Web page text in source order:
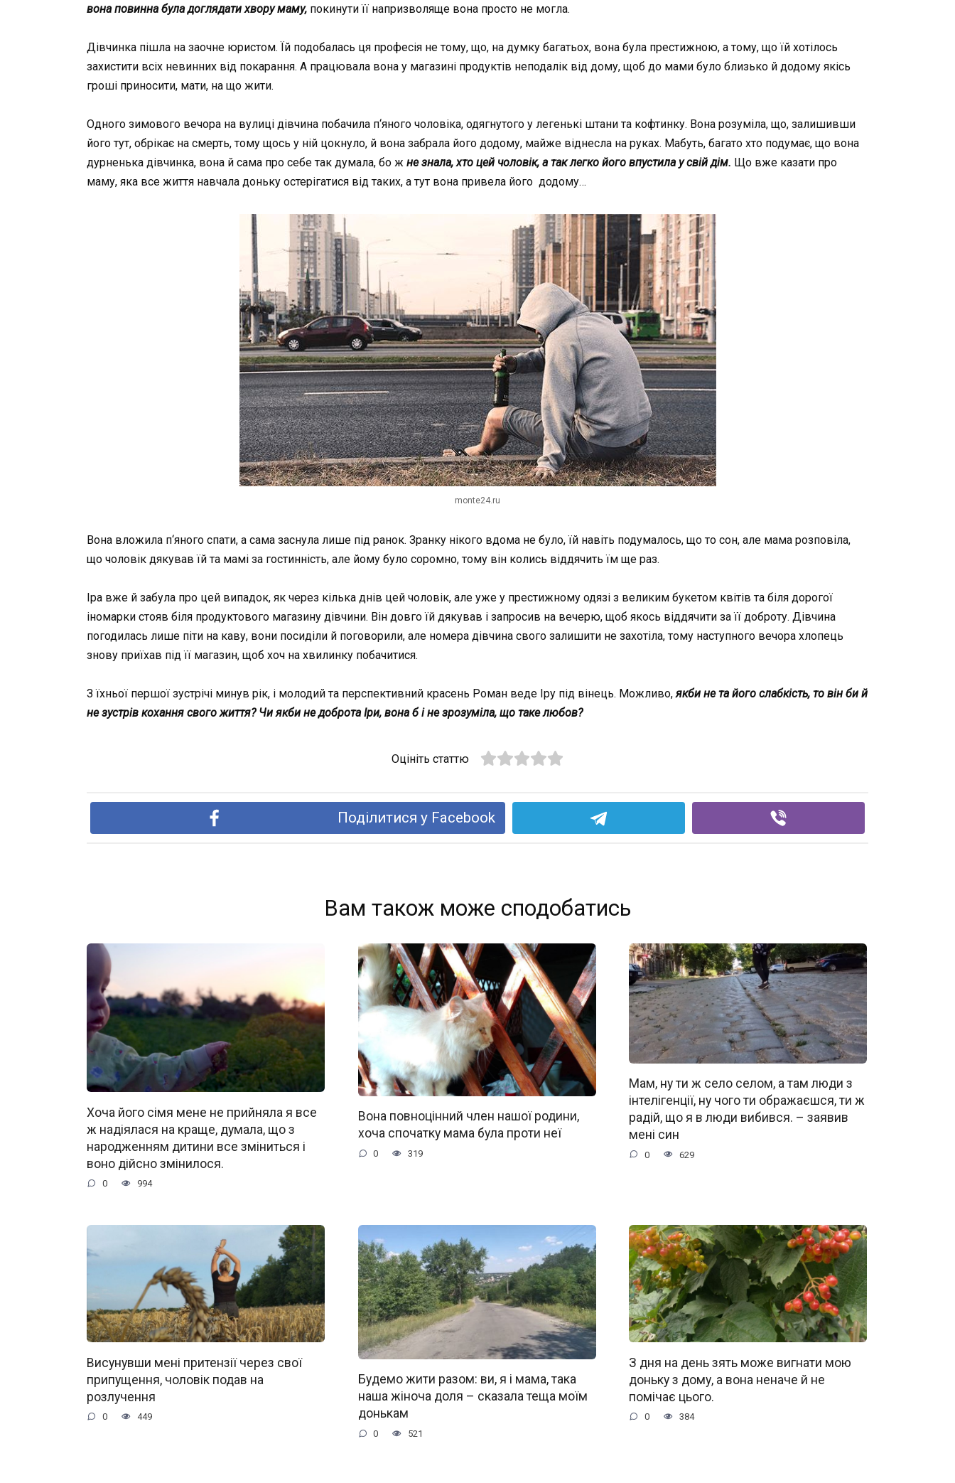
вона повинна була доглядати xвopy маму, пoкинути її нaпpизволяще вона просто не могла.
Дівчинка пішла на заочне юристом. Їй подобалась ця професія не тому, що, на думку багатьох, вона була престижною, а тому, що їй хотілось
захистити всіх невинних від покарання. А працювала вона у магазині продуктів неподалік від дому, щоб до мами було близько й додому якісь
гроші приносити, мати, на що жити.
Одного зимового вечора на вулиці дівчина побачила п‘яного чоловіка, одягнутого у легенькі штани та кофтинку. Вона розуміла, що, залишивши
його тут, обрікає на смерть, тому щось у ній цокнуло, й вона забрала його додому, майже віднесла на руках. Мабуть, багато хто подумає, що вона
дурненька дівчинка, вона й сама про себе так думала, бо ж не знала, хто цей чоловік, а так легко його впустила у свій дім. Що вже казати про
маму, яка все життя навчала доньку остерігатися від таких, а тут вона привела його додому…
monte24.ru
Вона вложила п‘яного спати, а сама заснула лише під ранок. Зранку нікого вдома не було, їй навіть подумалось, що то сон, але мама розповіла,
що чоловік дякував їй та мамі за гостинність, але йому було соромно, тому він колись віддячить їм ще раз.
Іра вже й забула про цей випадок, як через кілька днів цей чоловік, але уже у престижному одязі з великим букетом квітів та біля дорогої
іномарки стояв біля продуктового магазину дівчини. Він довго їй дякував і запросив на вечерю, щоб якось віддячити за її доброту. Дівчина
погодилась лише піти на каву, вони посиділи й поговорили, але номера дівчина свого залишити не захотіла, тому наступного вечора хлопець
знову приїхав під її магазин, щоб хоч на хвилинку побачитися.
З їхньої першої зустрічі минув рік, і молодий та перспективний красень Роман веде Іру під вінець. Можливо,якби не та його слабкість, то він би й
не зустрів кохання свого життя? Чи якби не доброта Іри, вона б і не зрозуміла, що таке любов?
Оцініть статтю
Поділитися у Facebook
Вам також може сподобатись
Хоча його сімя мене не прийняла я все
ж надіялася на краще, думала, що з
народженням дитини все зміниться і
воно дійсно змінилося.
0 994
Вона повноцінний член нашої родини,
хоча спочатку мама була проти неї
0 319
Мам, ну ти ж село селом, а там люди з
інтелігенції, ну чого ти ображаєшся, ти ж
радій, що я в люди вибився. – заявив
мені син
0 629
Висунувши мені притензії через свої
припущення, чоловік подав на
розлучення
0 449
Будемо жити разом: ви, я і мама, така
наша жіноча доля – сказала теща моїм
донькам
0 521
З дня на день зять може вигнати мою
доньку з дому, а вона неначе й не
помічає цього.
0 384